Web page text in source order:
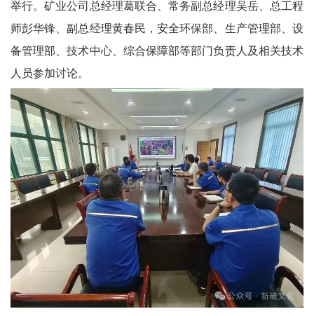
举行。矿业公司总经理葛联合、常务副总经理吴岳、总工程
师彭华锋、副总经理黄春民，安全环保部、生产管理部、设
备管理部、技术中心、综合保障部等部门负责人及相关技术
人员参加讨论。